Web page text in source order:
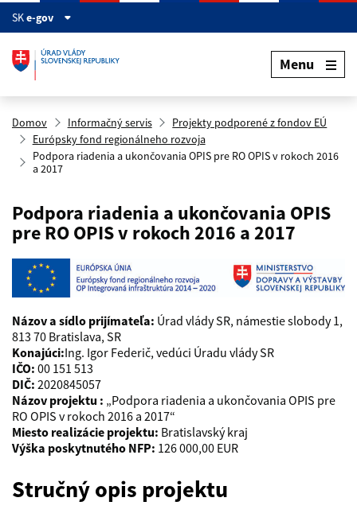
Preskočiť na hlavný obsah
SKe-gov
Menu
Domov Informačný servis
Projekty podporené z fondov EÚ
Európsky fond regionálneho rozvoja
Podpora riadenia a ukončovania OPIS pre RO OPIS v rokoch 2016
a 2017
Podpora riadenia a ukončovania OPIS
pre RO OPIS v rokoch 2016 a 2017
Názov a sídlo prijímateľa: Úrad vlády SR, námestie slobody 1,
813 70 Bratislava, SR
Konajúci:Ing. Igor Federič, vedúci Úradu vlády SR
IČO: 00 151 513
DIČ: 2020845057
Názov projektu : „Podpora riadenia a ukončovania OPIS pre
RO OPIS v rokoch 2016 a 2017“
Miesto realizácie projektu: Bratislavský kraj
Výška poskytnutého NFP: 126 000,00 EUR
Stručný opis projektu